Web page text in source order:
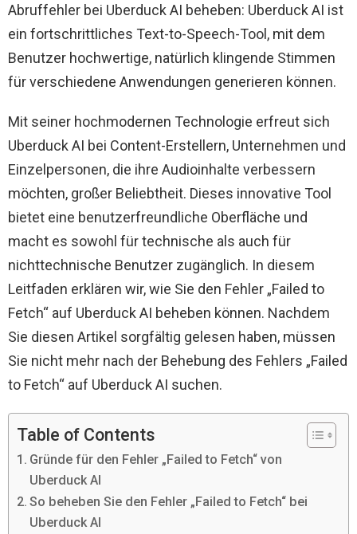
Abruffehler bei Uberduck AI beheben: Uberduck AI ist
ein fortschrittliches Text-to-Speech-Tool, mit dem
Benutzer hochwertige, natürlich klingende Stimmen
für verschiedene Anwendungen generieren können.
Mit seiner hochmodernen Technologie erfreut sich
Uberduck AI bei Content-Erstellern, Unternehmen und
Einzelpersonen, die ihre Audioinhalte verbessern
möchten, großer Beliebtheit. Dieses innovative Tool
bietet eine benutzerfreundliche Oberfläche und
macht es sowohl für technische als auch für
nichttechnische Benutzer zugänglich. In diesem
Leitfaden erklären wir, wie Sie den Fehler „Failed to
Fetch“ auf Uberduck AI beheben können. Nachdem
Sie diesen Artikel sorgfältig gelesen haben, müssen
Sie nicht mehr nach der Behebung des Fehlers „Failed
to Fetch“ auf Uberduck AI suchen.
Table of Contents
Gründe für den Fehler „Failed to Fetch“ von
Uberduck AI
So beheben Sie den Fehler „Failed to Fetch“ bei
Uberduck AI